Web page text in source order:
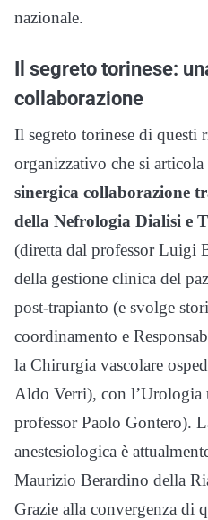
nazionale.
Il segreto torinese:
collaborazione
Il segreto torinese di questi
organizzativo che si
sinergica collaborazione
della Nefrologia Dialisi e
(diretta dal professor Luigi
della gestione clinica del
post-trapianto (e svolge
coordinamento e
la Chirurgia vascolare
Aldo Verri), con l’Urologia
professor Paolo Gontero).
anestesiologica è
Maurizio Berardino della
Grazie alla convergenza di